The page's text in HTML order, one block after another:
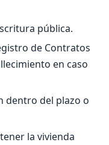
pública.
de Contratos
en caso
dentro del plazo o
la vivienda